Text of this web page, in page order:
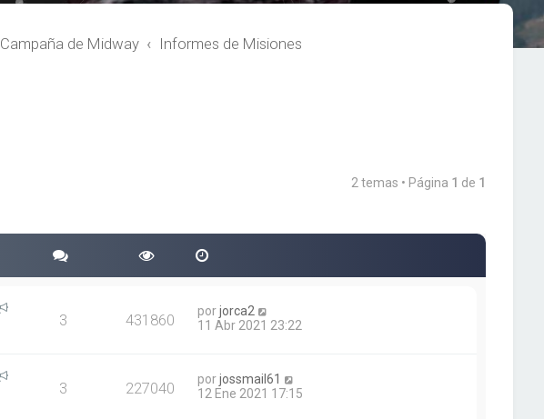
Campaña de Midway Informes de Misiones
2 temas • Página 1 de 1
3 431860 porjorca2
11 Abr 2021 23:22
3 227040 porjossmail61
12 Ene 2021 17:15